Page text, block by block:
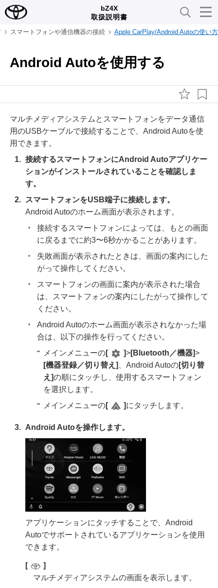
bZ4X
取扱説明書
スマートフォンや通信機器の接続 Apple CarPlay/Android Autoの使い方
Android Autoを使用する
マルチメディアシステムとスマートフォンをデータ通信
用のUSBケーブルで接続することで、Android Autoを使
用できます。
接続するスマートフォンにAndroid Autoアプリケー
ションがインストールされていることを確認しま
す。
スマートフォンをUSB端子に接続します。
Android Autoのホーム画面が表示されます。
接続するスマートフォンによっては、もとの画面
に戻るまでに約3〜6秒かかることがあります。
失敗画面が表示されたときは、画面の案内にした
がって操作してください。
スマートフォンの画面に案内が表示された場合
は、スマートフォンの案内にしたがって操作して
ください。
Android Autoのホーム画面が表示されなかった場
合は、以下の操作を行ってください。
メインメニューの[‍ ‍]>[‍Bluetooth／機器‍]>
[‍機器登録／切り替え‍]
、Android Autoの[‍切り替
え‍]の順にタッチし、使用するスマートフォン
を選択します。
メインメニューの[‍ ‍]にタッチします。
Android Autoを操作します。
アプリケーションにタッチすることで、Android
Autoでサポートされているアプリケーションを使用
できます。
[‍
‍]
マルチメディアシステムの画面を表示します。